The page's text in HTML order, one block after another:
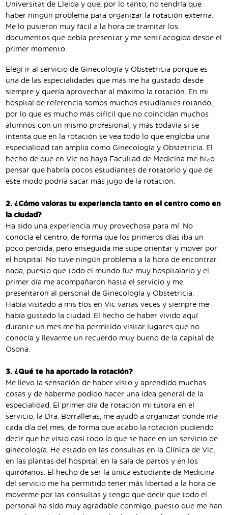
Universitat de Lleida y que, por lo tanto, no tendría que
haber ningún problema para organizar la rotación externa.
Me lo pusieron muy fácil a la hora de tramitar los
documentos que debía presentar y me sentí acogida desde el
primer momento.
Elegí ir al servicio de Ginecología y Obstetricia porque es
una de las especialidades que más me ha gustado desde
siempre y quería aprovechar al máximo la rotación. En mi
hospital de referencia somos muchos estudiantes rotando,
por lo que es mucho más difícil que no coincidan muchos
alumnos con un mismo profesional, y más todavía si se
intenta que en la rotación se vea todo lo que engloba una
especialidad tan amplia como Ginecología y Obstetricia. El
hecho de que en Vic no haya Facultad de Medicina me hizo
pensar que habría pocos estudiantes de rotatorio y que de
este modo podría sacar más jugo de la rotación.
2. ¿Cómo valoras tu experiencia tanto en el centro como en
la ciudad?
Ha sido una experiencia muy provechosa para mí. No
conocía el centro, de forma que los primeros días iba un
poco perdida, pero enseguida me supe orientar y mover por
el hospital. No tuve ningún problema a la hora de encontrar
nada, puesto que todo el mundo fue muy hospitalario y el
primer día me acompañaron hasta el servicio y me
presentaron al personal de Ginecología y Obstetricia.
Había visitado a mis tíos en Vic varias veces y siempre me
había gustado la ciudad. El hecho de haber vivido aquí
durante un mes me ha permitido visitar lugares que no
conocía y llevarme un recuerdo muy bueno de la capital de
Osona.
3. ¿Qué te ha aportado la rotación?
Me llevo la sensación de haber visto y aprendido muchas
cosas y de haberme podido hacer una idea general de la
especialidad. El primer día de rotación mi tutora en el
servicio, la Dra. Borralleras, me ayudó a organizar donde iría
cada día del mes, de forma que acabo la rotación pudiendo
decir que he visto casi todo lo que se hace en un servicio de
ginecología. He estado en las consultas en la Clínica de Vic,
en las plantas del hospital, en la sala de partos y en los
quirófanos. El hecho de ser la única estudiante de Medicina
del servicio me ha permitido tener más libertad a la hora de
moverme por las consultas y tengo que decir que todo el
personal ha sido muy agradable conmigo, puesto que me han